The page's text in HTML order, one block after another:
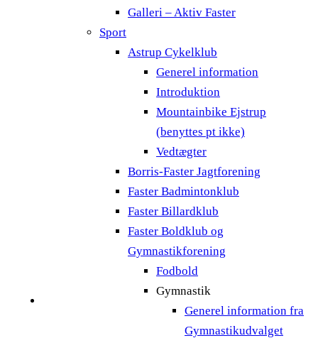
Galleri – Aktiv Faster
Sport
Astrup Cykelklub
Generel information
Introduktion
Mountainbike Ejstrup
(benyttes pt ikke)
Vedtægter
Borris-Faster Jagtforening
Faster Badmintonklub
Faster Billardklub
Faster Boldklub og
Gymnastikforening
Fodbold
Gymnastik
Generel information fra
Gymnastikudvalget